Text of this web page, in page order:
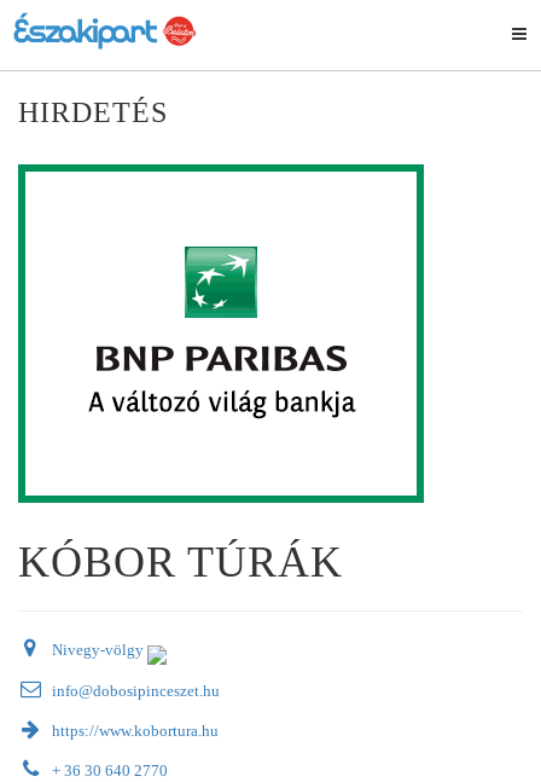
HIRDETÉS
KÓBOR TÚRÁK
Nivegy-völgy
info@dobosipinceszet.hu
https://www.kobortura.hu
+ 36 30 640 2770